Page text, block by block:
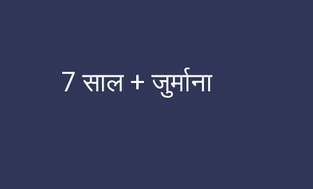
7 साल + जुर्माना